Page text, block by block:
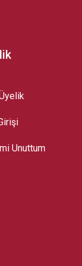
Unuttum